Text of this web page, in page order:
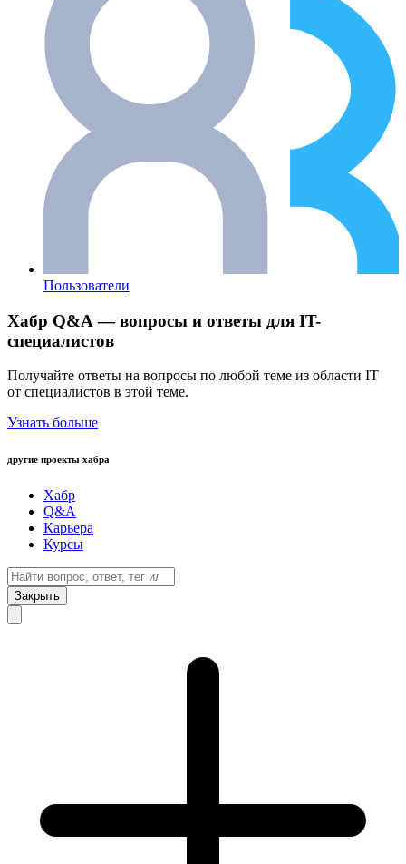
Пользователи
Хабр Q&A — вопросы и ответы для IT-
специалистов
Получайте ответы на вопросы по любой теме из области IT
от специалистов в этой теме.
Узнать больше
другие проекты хабра
Хабр
Q&A
Карьера
Курсы
Закрыть